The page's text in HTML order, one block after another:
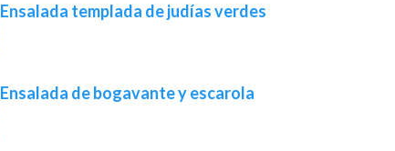
Ensalada templada de judías verdes
Ensalada de bogavante y escarola